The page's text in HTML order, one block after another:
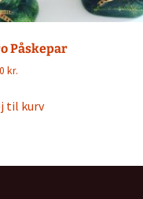
Påskepar
kr.
til kurv